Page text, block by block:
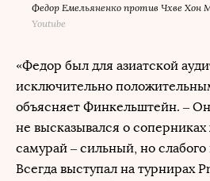
Федор Емельяненко против Чхве Хон
Youtube
«Федор был для азиатской
исключительно
объясняет Финкельштейн. –
не высказывался о
самурай – сильный, но слабого
Всегда выступал на турнирах